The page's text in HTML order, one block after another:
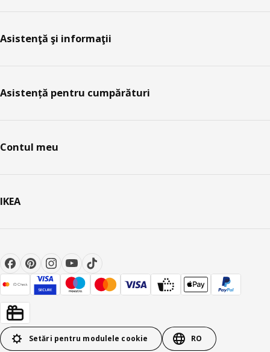
Asistenţă şi informaţii
Asistență pentru cumpărături
Contul meu
IKEA
Setări pentru modulele cookie RO